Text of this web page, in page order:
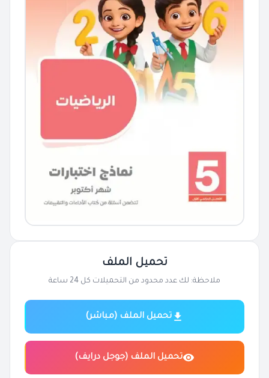
تحميل الملف
ملاحظة: لك عدد محدود من التحميلات كل 24 ساعة
تحميل الملف (مباشر)
تحميل الملف (جوجل درايف)